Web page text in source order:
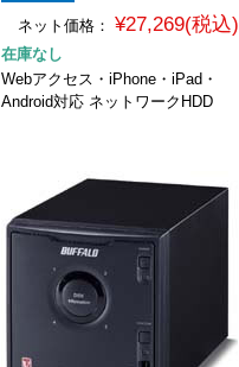
ネット価格： ¥27,269(税込)
在庫なし
Webアクセス・iPhone・iPad・
Android対応 ネットワークHDD